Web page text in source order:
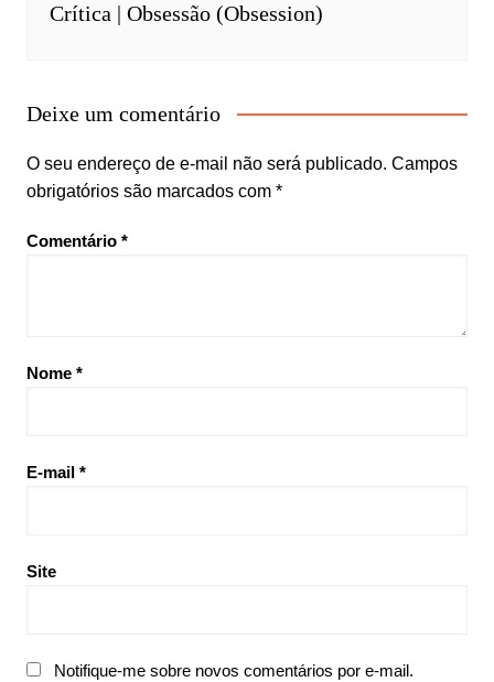
Crítica | Obsessão (Obsession)
Deixe um comentário
O seu endereço de e-mail não será publicado. Campos
obrigatórios são marcados com *
Comentário *
Nome *
E-mail *
Site
Notifique-me sobre novos comentários por e-mail.